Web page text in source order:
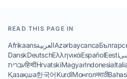
READ THIS PAGE IN
AfrikaansالعربيةAzərbaycanca
DanskDeutschΕλληνικάEspañolEesti
עבריתहिन्दीHrvatskiMagyarIndonesia
Қазақша한국어KurdîМонголमराठी